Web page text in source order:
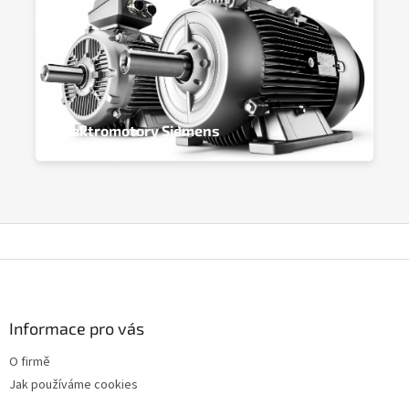
Elektromotory Siemens
Informace pro vás
O firmě
Jak používáme cookies